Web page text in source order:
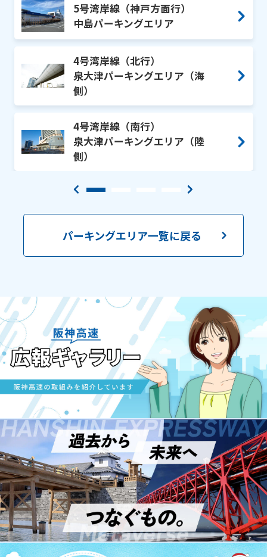
5号湾岸線（神戸方面行）
中島パーキングエリア
4号湾岸線（北行）
泉大津パーキングエリア（海
側）
4号湾岸線（南行）
泉大津パーキングエリア（陸
側）
パーキングエリア一覧に戻る